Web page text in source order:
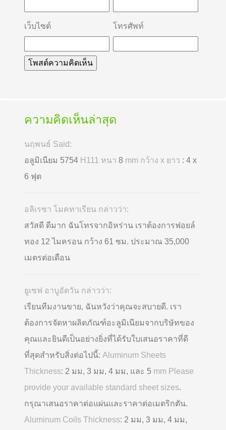
เว็บไซต์ โทรศัพท์
ความคิดเห็นล่าสุด
นฤพนธ์ Said:
อลูมิเนียม 5754 H111 หนา 8 mm กว้าง x ยาว : 4 x
6 ฟุต
อลิเรซา โมคทาเรียน กล่าวว่า:
สวัสดี ดีมาก ฉันโทรจากอิหร่าน เราต้องการฟอยล์
ทอง 12 ไมครอน กว้าง 61 ซม. ประมาณ 35,000
เมตรต่อเดือน
ยูเซฟ อาบูอัตวัน กล่าวว่า:
เรียนทีมงานขาย, ฉันหวังว่าคุณจะสบายดี. เรา
ต้องการจัดหาผลิตภัณฑ์อะลูมิเนียมจากบริษัทของ
คุณและยินดีเป็นอย่างยิ่งที่ได้รับใบเสนอราคาที่ดี
ที่สุดสำหรับสิ่งต่อไปนี้: Aluminum Sheets
Thickness: 2 มม, 3 มม, 4 มม, และ 5 mm Please
provide your available standard sheet sizes.
กรุณาเสนอราคาต่อแผ่นและราคาต่อเมตริกตัน.
Aluminum Coils Thickness: 2 มม, 3 มม, 4 มม,